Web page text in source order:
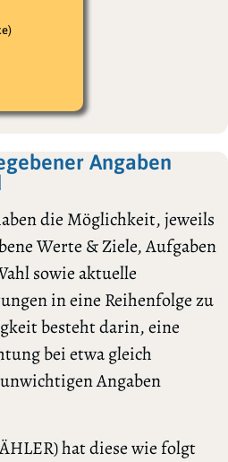
Angaben
die Möglichkeit, jeweils
Werte & Ziele, Aufgaben
sowie aktuelle
in eine Reihenfolge zu
besteht darin, eine
bei etwa gleich
Angaben
hat diese wie folgt